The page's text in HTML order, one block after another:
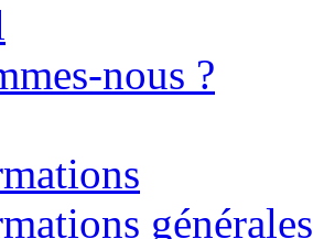
nous ?
générales